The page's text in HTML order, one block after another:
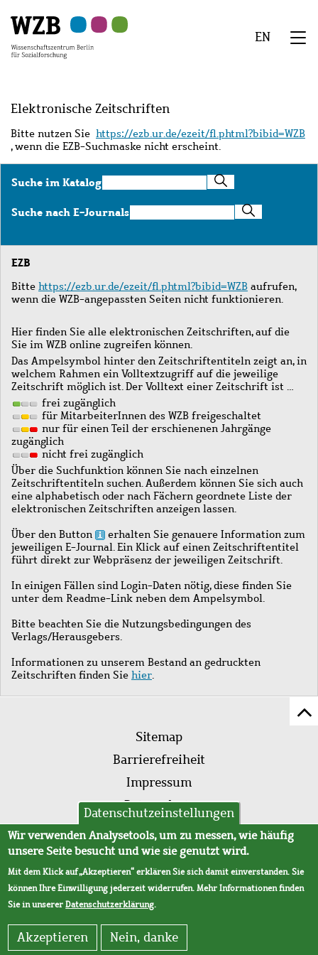
Hauptinhalt
springen
Navigation
springen
Suche
springen
Sekundärnavigation
springen
Fußzeile
springen
EN
Elektronische Zeitschriften
Bitte nutzen Sie https://ezb.ur.de/ezeit/fl.phtml?bibid=WZB
, wenn die EZB-Suchmaske nicht erscheint.
Suche im KatalogSuche
im
Katalog
Suche nach E-JournalsSuche
nach
Journals
EZB
Bitte https://ezb.ur.de/ezeit/fl.phtml?bibid=WZB aufrufen,
wenn die WZB-angepassten Seiten nicht funktionieren.
Hier finden Sie alle elektronischen Zeitschriften, auf die
Sie im WZB online zugreifen können.
Das Ampelsymbol hinter den Zeitschriftentiteln zeigt an, in
welchem Rahmen ein Volltextzugriff auf die jeweilige
Zeitschrift möglich ist. Der Volltext einer Zeitschrift ist …
frei zugänglich
für MitarbeiterInnen des WZB freigeschaltet
nur für einen Teil der erschienenen Jahrgänge
zugänglich
nicht frei zugänglich
Über die Suchfunktion können Sie nach einzelnen
Zeitschriftentiteln suchen. Außerdem können Sie sich auch
eine alphabetisch oder nach Fächern geordnete Liste der
elektronischen Zeitschriften anzeigen lassen.
Über den Button
erhalten Sie genauere Information zum
jeweiligen E-Journal. Ein Klick auf einen Zeitschriftentitel
führt direkt zur Webpräsenz der jeweiligen Zeitschrift.
In einigen Fällen sind Login-Daten nötig, diese finden Sie
unter dem Readme-Link neben dem Ampelsymbol.
Bitte beachten Sie die Nutzungsbedingungen des
Verlags/Herausgebers.
Informationen zu unserem Bestand an gedruckten
Zeitschriften finden Sie hier.
Fußleistenmenü
Sitemap
Barrierefreiheit
Impressum
Datenschutz
AVB
Datenschutzeinstellungen
Wir verwenden Analysetools, um zu messen, wie häufig
unsere Seite besucht und wie sie genutzt wird.
Mit dem Klick auf „Akzeptieren“ erklären Sie sich damit einverstanden. Sie
können Ihre Einwilligung jederzeit widerrufen. Mehr Informationen finden
Sie in unsererDatenschutzerklärung.
Akzeptieren Nein, danke